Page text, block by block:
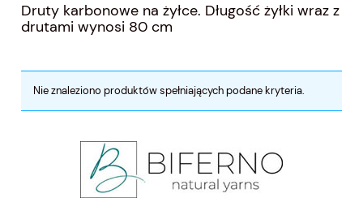
Druty karbonowe na żyłce. Długość żyłki wraz z
drutami wynosi 80 cm
Nie znaleziono produktów spełniających podane kryteria.